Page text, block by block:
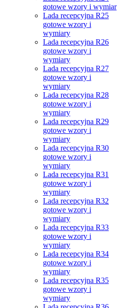
gotowe wzory i wymiar
Lada recepcyjna R25
gotowe wzory i
wymiary
Lada recepcyjna R26
gotowe wzory i
wymiary
Lada recepcyjna R27
gotowe wzory i
wymiary
Lada recepcyjna R28
gotowe wzory i
wymiary
Lada recepcyjna R29
gotowe wzory i
wymiary
Lada recepcyjna R30
gotowe wzory i
wymiary
Lada recepcyjna R31
gotowe wzory i
wymiary
Lada recepcyjna R32
gotowe wzory i
wymiary
Lada recepcyjna R33
gotowe wzory i
wymiary
Lada recepcyjna R34
gotowe wzory i
wymiary
Lada recepcyjna R35
gotowe wzory i
wymiary